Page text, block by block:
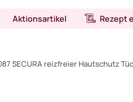
Aktionsartikel Rezept
SECURA reizfreier Hautschutz